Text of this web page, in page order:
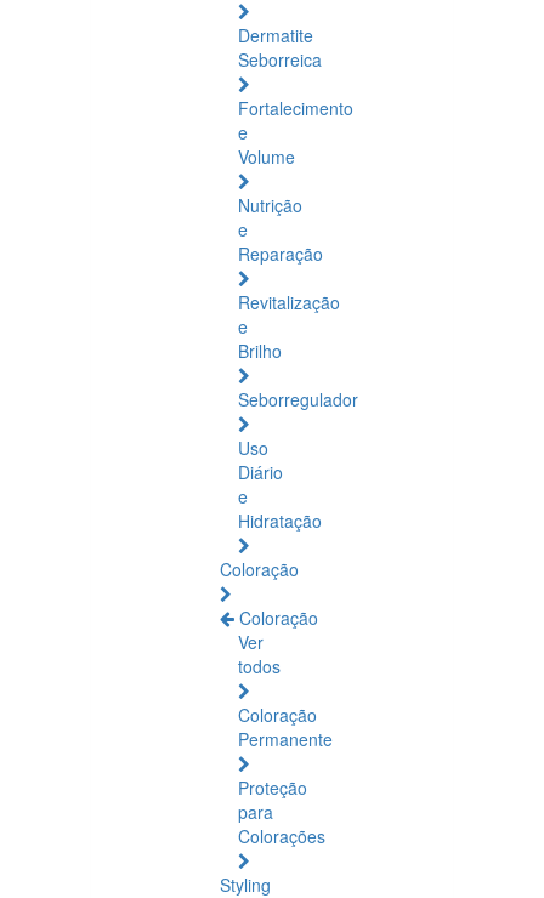
Dermatite
Seborreica
Fortalecimento
e
Volume
Nutrição
e
Reparação
Revitalização
e
Brilho
Seborregulador
Uso
Diário
e
Hidratação
Coloração
Coloração
Ver
todos
Coloração
Permanente
Proteção
para
Colorações
Styling